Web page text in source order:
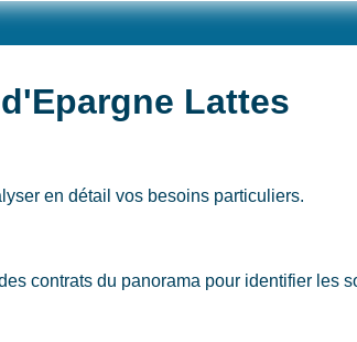
Lattes
en détail vos besoins particuliers.
contrats du panorama pour identifier les